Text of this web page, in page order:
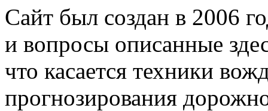
Сайт был создан в 2006
и вопросы описанные
что касается техники
прогнозирования